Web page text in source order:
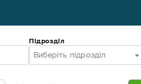
Підрозділ
Виберіть підрозділ